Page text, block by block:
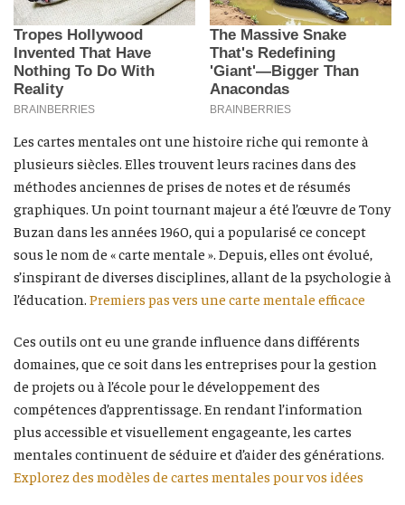
Les cartes mentales ont une histoire riche qui remonte à
plusieurs siècles. Elles trouvent leurs racines dans des
méthodes anciennes de prises de notes et de résumés
graphiques. Un point tournant majeur a été l’œuvre de Tony
Buzan dans les années 1960, qui a popularisé ce concept
sous le nom de « carte mentale ». Depuis, elles ont évolué,
s’inspirant de diverses disciplines, allant de la psychologie à
l’éducation. Premiers pas vers une carte mentale efficace
Ces outils ont eu une grande influence dans différents
domaines, que ce soit dans les entreprises pour la gestion
de projets ou à l’école pour le développement des
compétences d’apprentissage. En rendant l’information
plus accessible et visuellement engageante, les cartes
mentales continuent de séduire et d’aider des générations.
Explorez des modèles de cartes mentales pour vos idées